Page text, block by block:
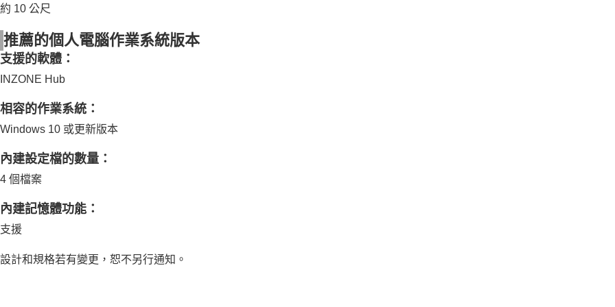
約 10 公尺
推薦的個人電腦作業系統版本
支援的軟體：
INZONE Hub
相容的作業系統 ：
Windows 10 或更新版本
內建設定檔的數量：
4 個檔案
內建記憶體功能：
支援
設計和規格若有變更，恕不另行通知。